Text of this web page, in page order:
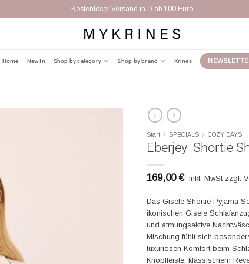
Versand innerhalb Europa 9,95 Eur
Home New In Shop by category Shop by brand Krines
Start / SPECIALS / COZY DAYS
Eberjey Shortie
169,00€ inkl. MwSt zzgl.
Das Gisele Shortie Pyjama
ikonischen Gisele
und atmungsaktive
Mischung fühlt sich
luxuriösen Komfort beim
Knopfleiste, klassischem